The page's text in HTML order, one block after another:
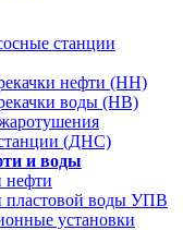
станции
нефти (НН)
воды (НВ)
(ДНС)
и воды
нефти
пластовой воды УПВ
установки